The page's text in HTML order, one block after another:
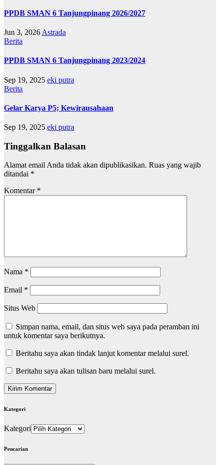
PPDB SMAN 6 Tanjungpinang 2026/2027
Jun 3, 2026 Astrada
Berita
PPDB SMAN 6 Tanjungpinang 2023/2024
Sep 19, 2025 eki putra
Berita
Gelar Karya P5; Kewirausahaan
Sep 19, 2025 eki putra
Tinggalkan Balasan
Alamat email Anda tidak akan dipublikasikan. Ruas yang wajib
ditandai *
Komentar *
Nama *
Email *
Situs Web
Simpan nama, email, dan situs web saya pada peramban ini
untuk komentar saya berikutnya.
Beritahu saya akan tindak lanjut komentar melalui surel.
Beritahu saya akan tulisan baru melalui surel.
Kategori
Kategori
Pencarian